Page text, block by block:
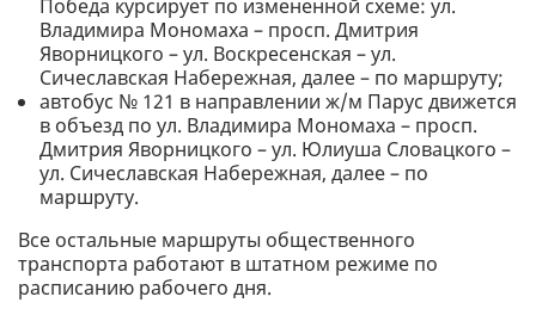
Победа курсирует по измененной схеме: ул.
Владимира Мономаха – просп. Дмитрия
Яворницкого – ул. Воскресенская – ул.
Сичеславская Набережная, далее – по маршруту;
автобус № 121 в направлении ж/м Парус движется
в объезд по ул. Владимира Мономаха – просп.
Дмитрия Яворницкого – ул. Юлиуша Словацкого –
ул. Сичеславская Набережная, далее – по
маршруту.
Все остальные маршруты общественного
транспорта работают в штатном режиме по
расписанию рабочего дня.